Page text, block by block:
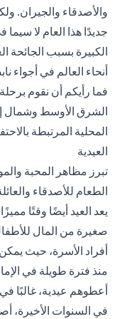
والأصدقاء والجيران.
جديدًا هذا العام لا
الكبيرة بسبب الجائحة
أنحاء العالم في
فما رأيكم أن نقوم
الشرق الأوسط وشمال
المحلية المرتبطة
العيدية
تبرز مظاهر المحبة
الطعام للأصدقاء
يعد العيد أيضًا وقتًا
صغيرة من المال
أفراد الأسرة، حيث
منذ فترة طويلة في
أعطوهم عيدية، غالبًا
في السنوات الأخيرة،